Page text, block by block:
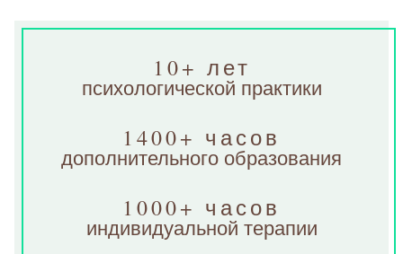
10+ лет
психологической практики
1400+ часов
дополнительного образования
1000+ часов
индивидуальной терапии